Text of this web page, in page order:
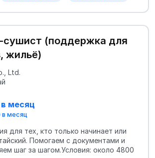
(поддержка для
жильё)
Ltd.
месяц
месяц
для тех, кто только начинает или
Помогаем с документами и
шаг за шагом.Условия: около 4800